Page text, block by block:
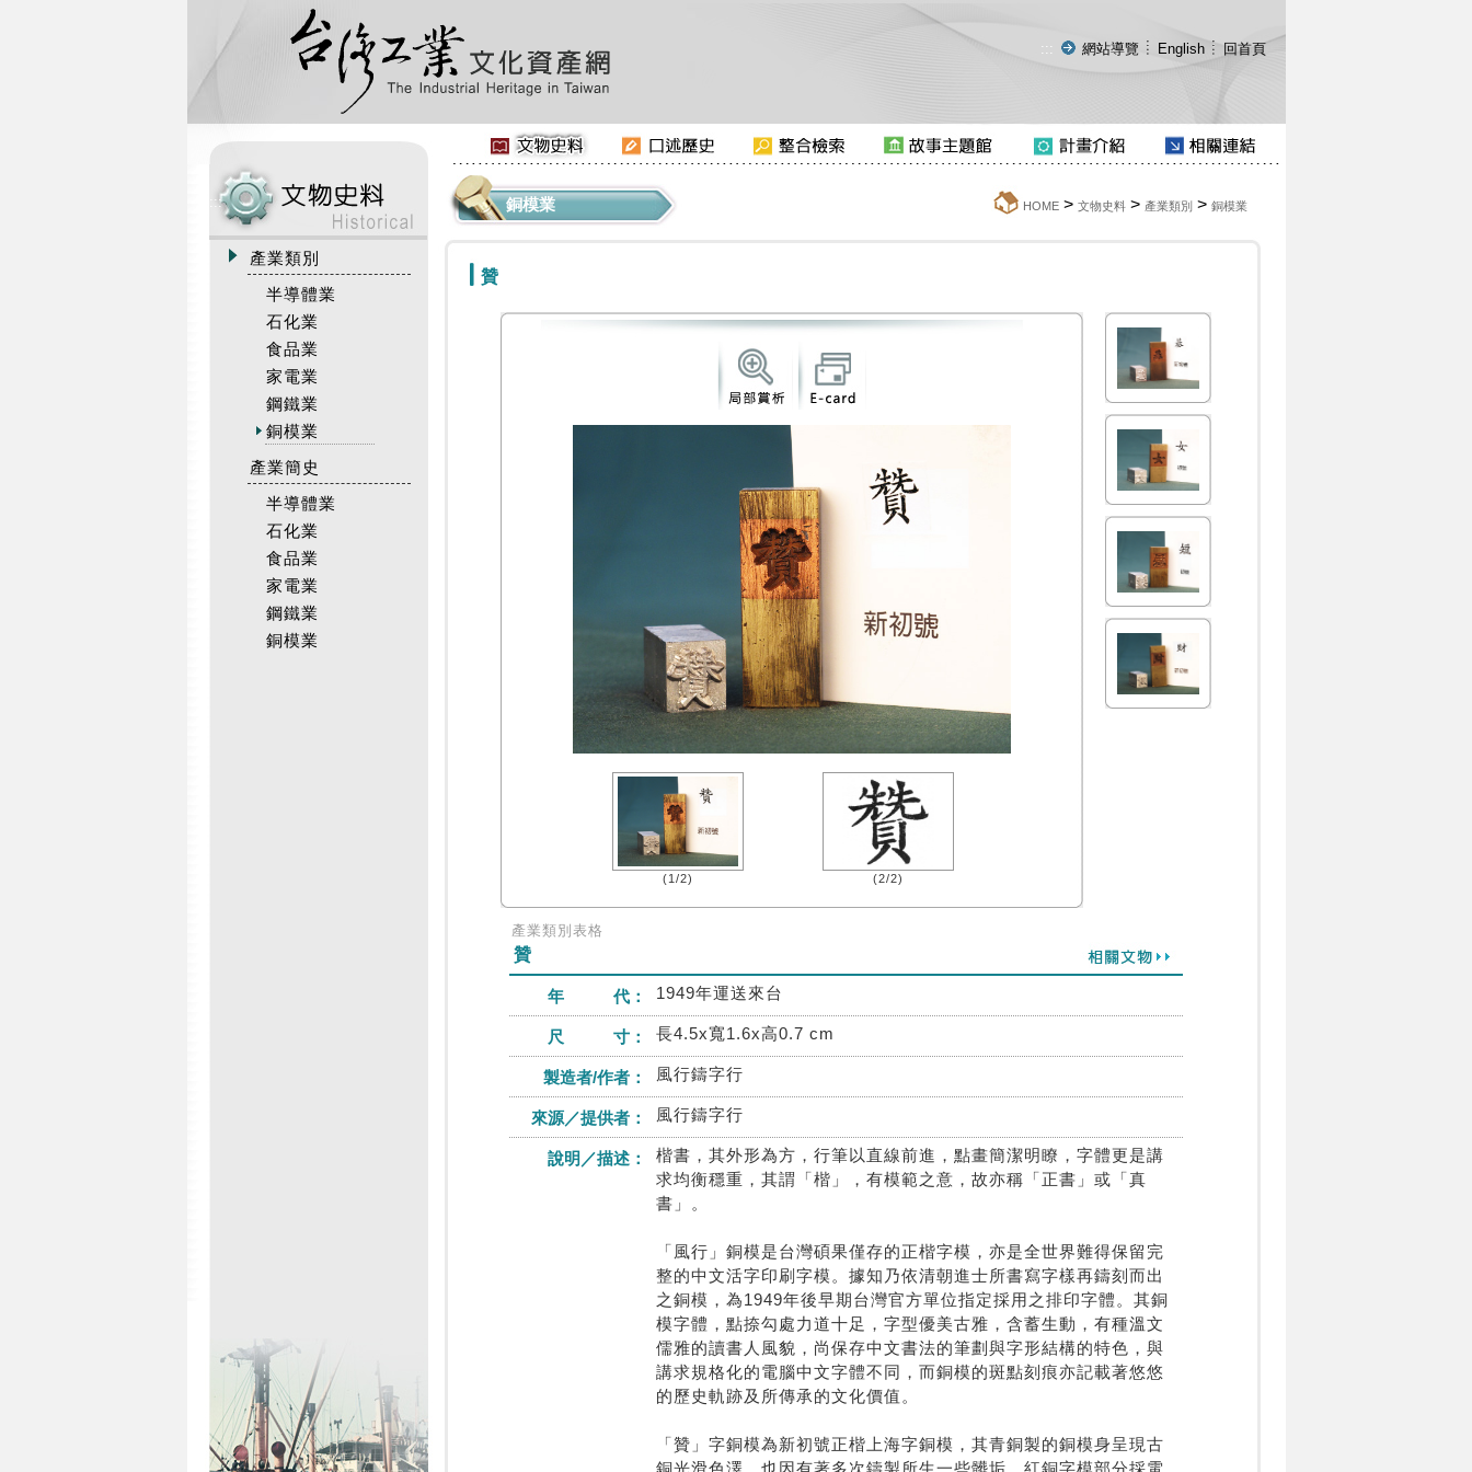
::: 網站導覽 English 回首頁
:::
產業類別
半導體業
石化業
食品業
家電業
鋼鐵業
銅模業
產業簡史
半導體業
石化業
食品業
家電業
鋼鐵業
銅模業
銅模業 HOME> 文物史料> 產業類別 > 銅模業
贊
(1/2) (2/2)
產業類別表格
贊
年 代： 1949年運送來台
尺 寸： 長4.5x寬1.6x高0.7 cm
製造者/作者： 風行鑄字行
來源／提供者： 風行鑄字行
說明／描述：
楷書，其外形為方，行筆以直線前進，點畫簡潔明瞭，字體更是講
求均衡穩重，其謂「楷」，有模範之意，故亦稱「正書」或「真
書」。
「風行」銅模是台灣碩果僅存的正楷字模，亦是全世界難得保留完
整的中文活字印刷字模。據知乃依清朝進士所書寫字樣再鑄刻而出
之銅模，為1949年後早期台灣官方單位指定採用之排印字體。其銅
模字體，點捺勾處力道十足，字型優美古雅，含蓄生動，有種溫文
儒雅的讀書人風貌，尚保存中文書法的筆劃與字形結構的特色，與
講求規格化的電腦中文字體不同，而銅模的斑點刻痕亦記載著悠悠
的歷史軌跡及所傳承的文化價值。
「贊」字銅模為新初號正楷上海字銅模，其青銅製的銅模身呈現古
銅光滑色澤，也因有著多次鑄製所生一些髒垢，紅銅字模部分採電